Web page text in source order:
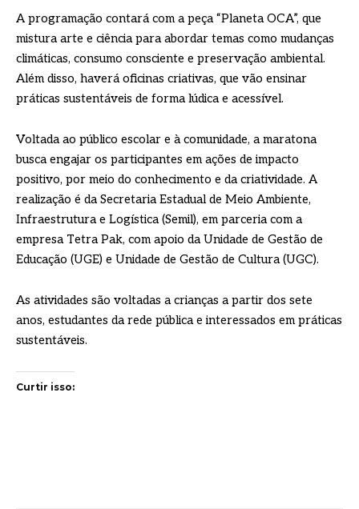
A programação contará com a peça “Planeta OCA”, que
mistura arte e ciência para abordar temas como mudanças
climáticas, consumo consciente e preservação ambiental.
Além disso, haverá oficinas criativas, que vão ensinar
práticas sustentáveis de forma lúdica e acessível.
Voltada ao público escolar e à comunidade, a maratona
busca engajar os participantes em ações de impacto
positivo, por meio do conhecimento e da criatividade. A
realização é da Secretaria Estadual de Meio Ambiente,
Infraestrutura e Logística (Semil), em parceria com a
empresa Tetra Pak, com apoio da Unidade de Gestão de
Educação (UGE) e Unidade de Gestão de Cultura (UGC).
As atividades são voltadas a crianças a partir dos sete
anos, estudantes da rede pública e interessados em práticas
sustentáveis.
Curtir isso: